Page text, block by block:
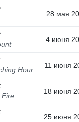
28 мая
4 июня
Hour
11 июня
Fire
18 июня
25 июня